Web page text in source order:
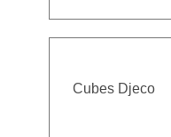
Cubes Djeco